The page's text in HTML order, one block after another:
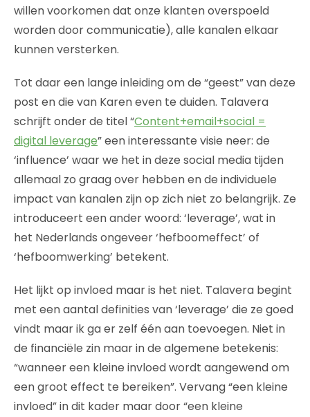
willen voorkomen dat onze klanten overspoeld
worden door communicatie), alle kanalen elkaar
kunnen versterken.
Tot daar een lange inleiding om de “geest” van deze
post en die van Karen even te duiden. Talavera
schrijft onder de titel “Content+email+social =
digital leverage” een interessante visie neer: de
‘influence’ waar we het in deze social media tijden
allemaal zo graag over hebben en de individuele
impact van kanalen zijn op zich niet zo belangrijk. Ze
introduceert een ander woord: ‘leverage’, wat in
het Nederlands ongeveer ‘hefboomeffect’ of
‘hefboomwerking’ betekent.
Het lijkt op invloed maar is het niet. Talavera begint
met een aantal definities van ‘leverage’ die ze goed
vindt maar ik ga er zelf één aan toevoegen. Niet in
de financiële zin maar in de algemene betekenis:
“wanneer een kleine invloed wordt aangewend om
een groot effect te bereiken”. Vervang “een kleine
invloed” in dit kader maar door “een kleine